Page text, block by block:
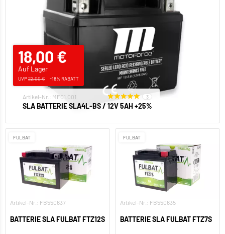
Artikel-Nr.: MF01.001 3
SLA BATTERIE SLA4L-BS / 12V 5AH +25%
18,00 €
Auf Lager
UVP22,00 € -18% RABATT
FULBAT
Artikel-Nr.: FB550637
BATTERIE SLA FULBAT FTZ12S
FULBAT
Artikel-Nr.: FB550635
BATTERIE SLA FULBAT FTZ7S